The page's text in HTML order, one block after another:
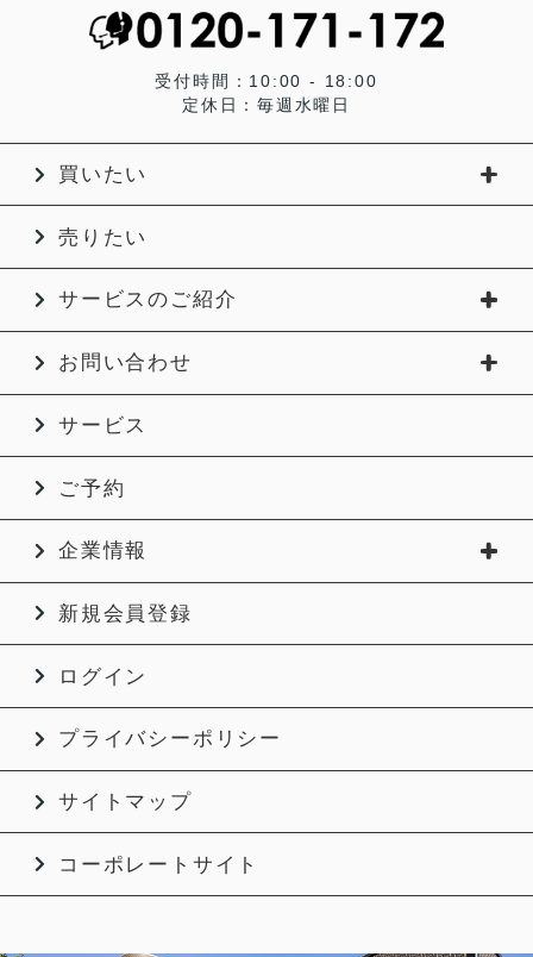
受付時間：10:00 - 18:00
定休日：毎週水曜日
買いたい
売りたい
サービスのご紹介
お問い合わせ
サービス
ご予約
企業情報
新規会員登録
ログイン
プライバシーポリシー
サイトマップ
コーポレートサイト